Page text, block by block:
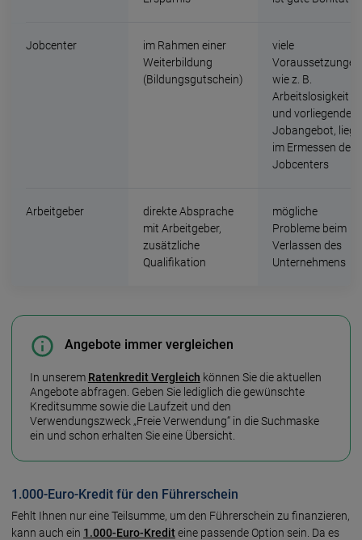
Jobcenter
im Rahmen einer
Weiterbildung
(Bildungsgutschein)
viele
Voraussetzungen
wie z. B.
Arbeitslosigkeit
und vorliegendes
Jobangebot, liegt
im Ermessen des
Jobcenters
Arbeitgeber
direkte Absprache
mit Arbeitgeber,
zusätzliche
Qualifikation
mögliche
Probleme beim
Verlassen des
Unternehmens
Angebote immer vergleichen
In unserem Ratenkredit Vergleich können Sie die aktuellen
Angebote abfragen. Geben Sie lediglich die gewünschte
Kreditsumme sowie die Laufzeit und den
Verwendungszweck „Freie Verwendung“ in die Suchmaske
ein und schon erhalten Sie eine Übersicht.
1.000-Euro-Kredit für den Führerschein
Fehlt Ihnen nur eine Teilsumme, um den Führerschein zu finanzieren,
kann auch ein 1.000-Euro-Krediteine passende Option sein. Da es